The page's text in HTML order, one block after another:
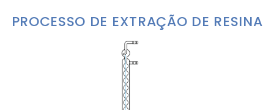
PROCESSO DE EXTRAÇÃO DE RESINA